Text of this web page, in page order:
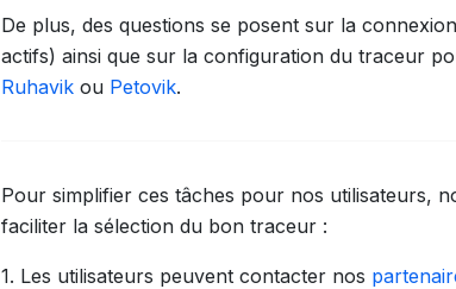
De plus, des questions se posent sur la
actifs) ainsi que sur la configuration du traceur
Ruhavik ou Petovik.
Pour simplifier ces tâches pour nos utilisateurs,
faciliter la sélection du bon traceur :
1. Les utilisateurs peuvent contacter nos